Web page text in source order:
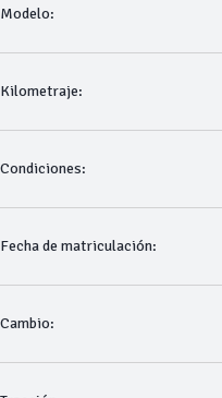
Modelo:
Kilometraje:
Condiciones:
Fecha de matriculación:
Cambio: